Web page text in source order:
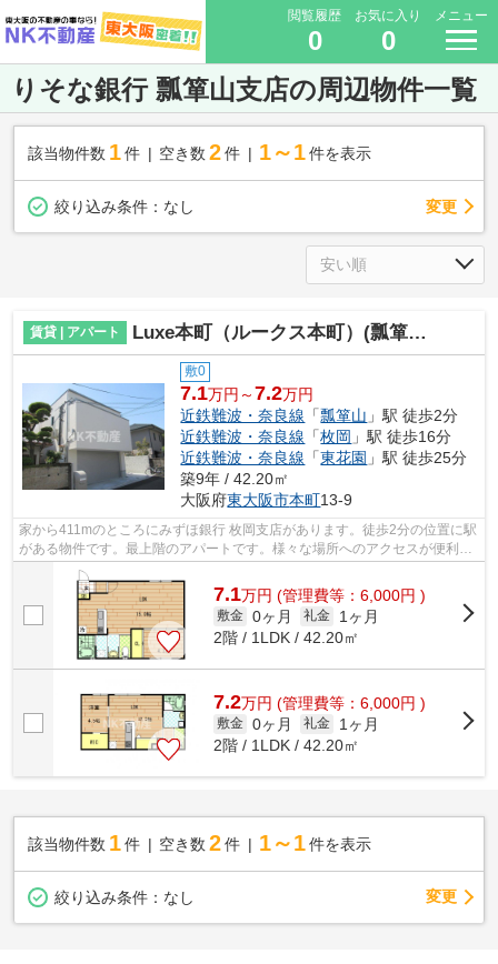
閲覧履歴
0
お気に入り
0
メニュー
りそな銀行 瓢箪山支店の周辺物件一覧
該当物件数 1件 空き数 2 件 1～1 件を表示
絞り込み条件： なし 変更
賃貸 | アパート Luxe本町（ルークス本町）(瓢箪山賃貸）
敷0
7.1万円～7.2万円
近鉄難波・奈良線 「瓢箪山 」駅 徒歩2分
近鉄難波・奈良線 「枚岡 」駅 徒歩16分
近鉄難波・奈良線 「東花園 」駅 徒歩25分
築9年 / 42.20㎡
大阪府東大阪市本町13-9
家から411mのところにみずほ銀行 枚岡支店があります。徒歩2分の位置に駅
がある物件です。最上階のアパートです。様々な場所へのアクセスが便利に
なる、2駅利用可能なアパートです。NK...
7.1万円 (管理費等：6,000円 )
敷金 0ヶ月 礼金
1ヶ月
2階 / 1LDK / 42.20㎡
7.2万円 (管理費等：6,000円 )
敷金 0ヶ月 礼金
1ヶ月
2階 / 1LDK / 42.20㎡
該当物件数 1件 空き数 2 件 1～1 件を表示
絞り込み条件： なし 変更